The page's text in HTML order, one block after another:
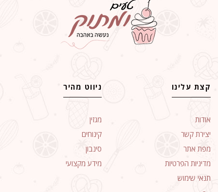
קצת עלינו
אודות
יצירת קשר
מפת אתר
מדיניות הפרטיות
תנאי שימוש
ניווט מהיר
מגזין
קינוחים
סינבון
מידע מקצועי